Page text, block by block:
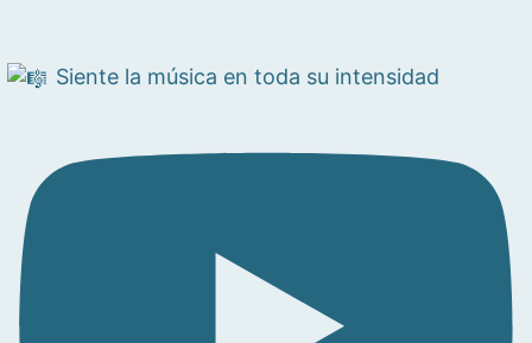
Siente la música en toda su intensidad